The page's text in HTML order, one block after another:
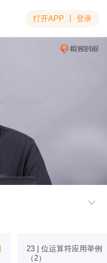
打开APP 登录

23 | 位运算符应用举例
（2）